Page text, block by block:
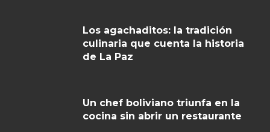
Los agachaditos: la tradición
culinaria que cuenta la historia
de La Paz
Un chef boliviano triunfa en la
cocina sin abrir un restaurante